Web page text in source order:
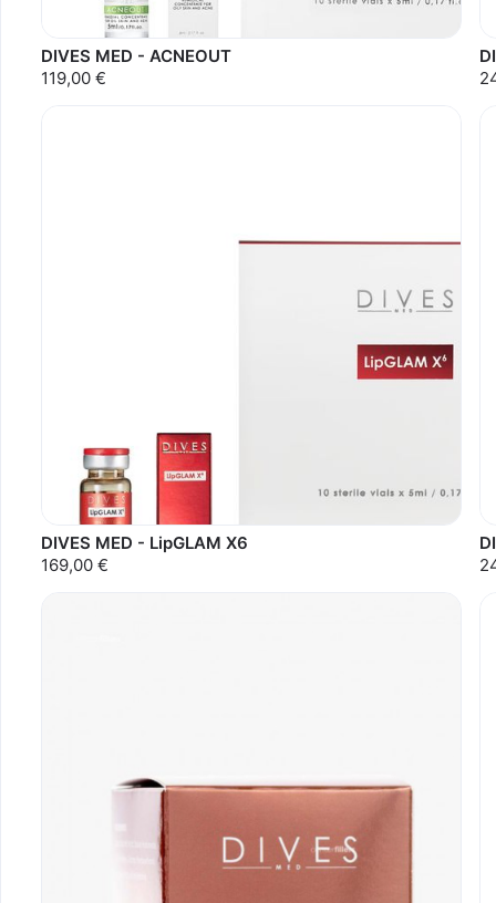
DIVES MED - ACNEOUT
119,00 €
DIVES MED - LipGLAM X6
169,00 €